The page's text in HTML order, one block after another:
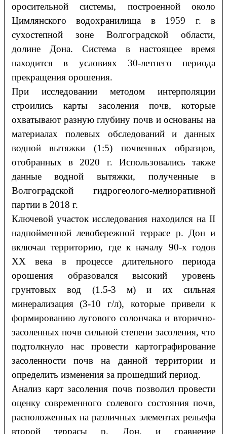
оросительной системы, построенной около
Цимлянского водохранилища в 1959 г. в
сухостепной зоне Волгоградской области,
долине Дона. Система в настоящее время
находится в условиях 30-летнего периода
прекращения орошения.
При исследовании методом интерполяции
строились карты засоления почв, которые
охватывают разную глубину почв и основаны на
материалах полевых обследований и данных
водной вытяжки (1:5) почвенных образцов,
отобранных в 2020 г. Использовались также
данные водной вытяжки, полученные в
Волгоградской гидрогеолого-мелиоративной
партии в 2018 г.
Ключевой участок исследования находился на II
надпойменной левобережной террасе р. Дон и
включал территорию, где к началу 90-х годов
ХХ века в процессе длительного периода
орошения образовался высокий уровень
грунтовых вод (1.5-3 м) и их сильная
минерализация (3-10 г/л), которые привели к
формированию лугового солончака и вторично-
засоленных почв сильной степени засоления, что
подтолкнуло нас провести картографирование
засоленности почв на данной территории и
определить изменения за прошедший период.
Анализ карт засоления почв позволил провести
оценку современного солевого состояния почв,
расположенных на различных элементах рельефа
второй террасы р. Дон, и сравнение